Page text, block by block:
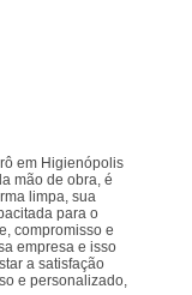
em Higienópolis
mão de obra, é
limpa, sua
para o
compromisso e
empresa e isso
a satisfação
e personalizado,